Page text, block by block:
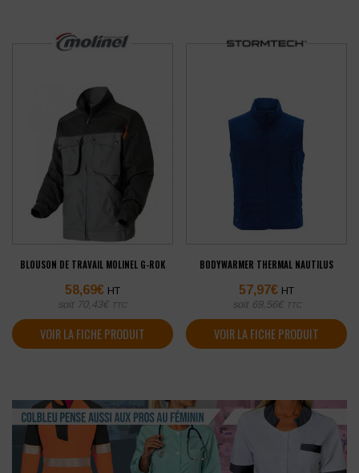
BLOUSON DE TRAVAIL MOLINEL G-ROK
58,69€ HT
soit 70,43€ TTC
VOIR LA FICHE PRODUIT
BODYWARMER THERMAL NAUTILUS
57,97€ HT
soit 69,56€ TTC
VOIR LA FICHE PRODUIT